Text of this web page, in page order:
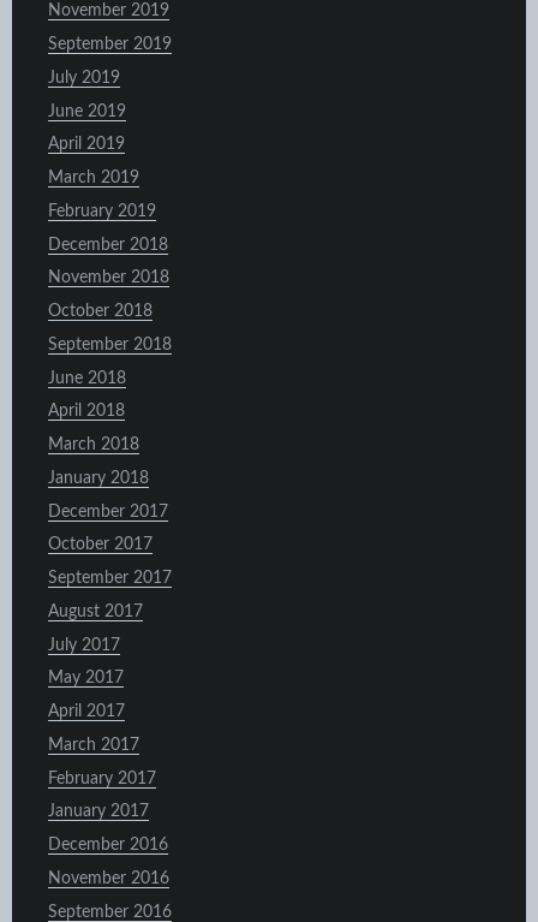
November 2019
September 2019
July 2019
June 2019
April 2019
March 2019
February 2019
December 2018
November 2018
October 2018
September 2018
June 2018
April 2018
March 2018
January 2018
December 2017
October 2017
September 2017
August 2017
July 2017
May 2017
April 2017
March 2017
February 2017
January 2017
December 2016
November 2016
September 2016